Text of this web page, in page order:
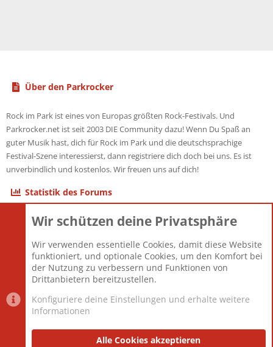
Über den Parkrocker
Rock im Park ist eines von Europas größten Rock-Festivals. Und
Parkrocker.net ist seit 2003 DIE Community dazu! Wenn Du Spaß an
guter Musik hast, dich für Rock im Park und die deutschsprachige
Festival-Szene interessierst, dann registriere dich doch bei uns. Es ist
unverbindlich und kostenlos. Wir freuen uns auf dich!
Statistik des Forums
Themen
Mitglieder
12.426
Neuestes Mitglied
nabulamisika
Datenschutzerklärung Impressum
Wir schützen deine Privatsphäre
Wir verwenden essentielle Cookies, damit diese Website
funktioniert, und optionale Cookies, um den Komfort bei
der Nutzung zu verbessern und Funktionen von
Drittanbietern bereitzustellen.
Konfiguriere deine Einstellungen und erhalte weitere
Informationen
Alle Cookies akzeptieren